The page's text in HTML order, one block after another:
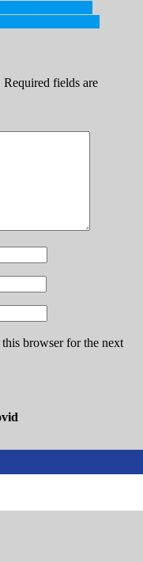
Required fields are
browser for the next